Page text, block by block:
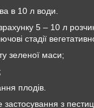
в 10 л води.
5 – 10 л
стадії
зеленої маси;
плодів.
з